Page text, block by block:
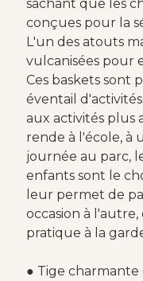
sachant que les
conçues pour la
L'un des atouts
vulcanisées pour
Ces baskets sont
éventail
aux activités plus
rende à l'école, à
journée au parc,
enfants sont le
leur permet de
occasion à
pratique à la
● Tige